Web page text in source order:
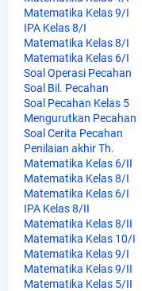
Matematika Kelas 9/I
IPA Kelas 8/I
Matematika Kelas 8/I
Matematika Kelas 6/I
Soal Operasi Pecahan
Soal Bil. Pecahan
Soal Pecahan Kelas 5
Mengurutkan Pecahan
Soal Cerita Pecahan
Penilaian akhir Th.
Matematika Kelas 6/II
Matematika Kelas 8/I
Matematika Kelas 6/I
IPA Kelas 8/II
Matematika Kelas 8/II
Matematika Kelas 10/I
Matematika Kelas 9/I
Matematika Kelas 9/II
Matematika Kelas 5/II